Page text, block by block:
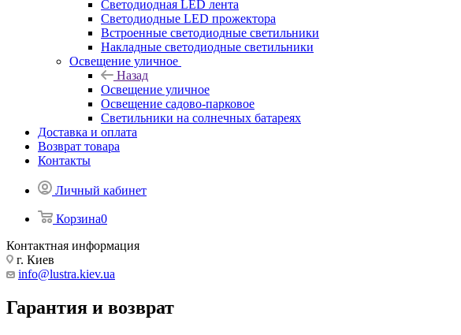
Светодиодная LED лента
Светодиодные LED прожектора
Встроенные светодиодные светильники
Накладные светодиодные светильники
Освещение уличное
Назад
Освещение уличное
Освещение садово-парковое
Светильники на солнечных батареях
Доставка и оплата
Возврат товара
Контакты
Личный кабинет
Корзина0
Контактная информация
г. Киев
info@lustra.kiev.ua
Гарантия и возврат